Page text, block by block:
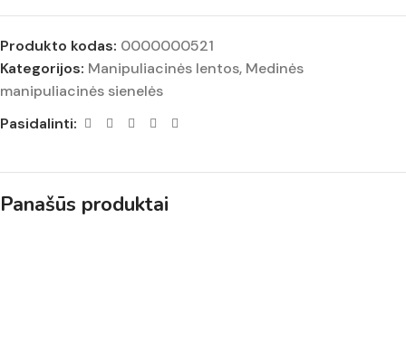
Produkto kodas: 0000000521
Kategorijos: Manipuliacinės lentos, Medinės
manipuliacinės sienelės
Pasidalinti:
Panašūs produktai